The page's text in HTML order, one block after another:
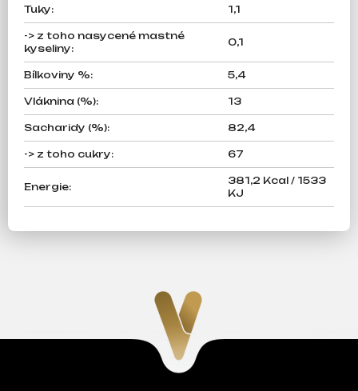
Tuky: 1,1
-> z toho nasycené mastné
kyseliny:
0,1
Bílkoviny %: 5,4
Vláknina (%): 13
Sacharidy (%): 82,4
-> z toho cukry: 67
Energie:
381,2 Kcal / 1533
KJ